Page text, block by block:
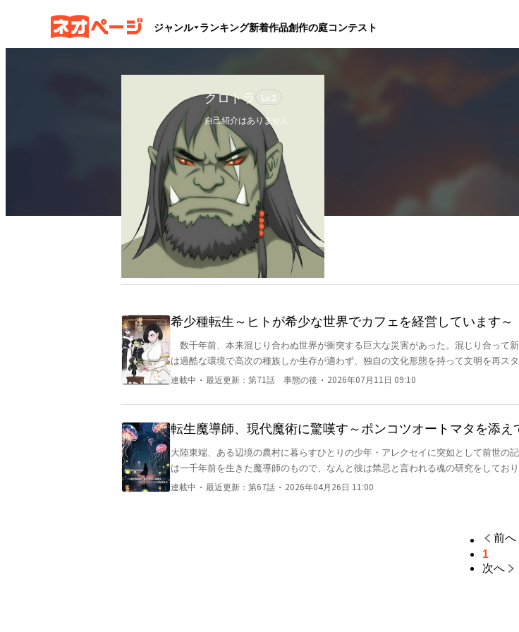
ジャンル ランキング新着作品創作の庭コンテスト
クロトラ Lv. 2
自己紹介はありません
フォロー1フォロワー
ブックマーク
希少種転生～ヒトが希少な世界でカフェを経営しています～
数千年前、本来混じり合わぬ世界が衝突する巨大な災害があった。混じり合って
は過酷な環境で高次の種族しか生存が適わず、独自の文化形態を持って文明を再ス
かったが、安定期に入った今、一つの種族が滅びに瀕していた。 ヒト。災害以前は
造、短い寿命、才ある個体とそうでない個体の極端な差から徐々に減少。現在の生
り、最早少数民族と化していた。 一方でヒトは小さくて脆弱ながら、混じり合った
らは「可愛らしい」と呼ばれる容姿から珍重されるようになり、別の需要が生まれる
癒やされる愛玩動物的な立ち位置だ。 /そんな世界に転生してしまった一人の男は
の血を絶やしてはならぬという遺言を受け取り、僅かな財産で市民権を買い取り、
る。 それ即ち、穏健なハーレムを作って人口現象に僅かなりとも貢献しようという
知が大変遅れて申し訳ありません。 一話50円前後に納まると思いますので、続き
いう方は作者に缶コーヒーでも奢ってやるつもりでご購入いただけると幸いです。
連載中 ・ 最近更新： 第71話 事態の後 ・ 2026年07月11日 09:10
転生魔導師、現代魔術に驚嘆す～ポンコツオートマタを添え
大陸東端、ある辺境の農村に暮らすひとりの少年・アレクセイに突如として前世の
は一千年前を生きた魔導師のもので、なんと彼は禁忌と言われる魂の研究をしてお
を持ち越す魔法を編み出していたのであった。 そんな記憶を持つアレクセイが、現
輝かせながら、のんびりと旅をしていく。 一方で、前世のアレクセイが遺失文明の
生み出したオートマタ・エリザヴェータ。 現代に生み出されたオーパーツ、魔法技
送り手とも呼ばれた、前世アレクセイの名声を確固とした存在。 そんな彼女もまた
連載中 ・ 最近更新： 第67話 ・ 2026年04月26日 11:00
前へ
1
次へ